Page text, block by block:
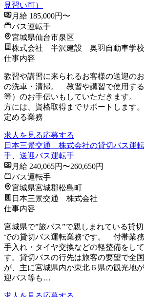
見習い可）
月給 185,000円〜
バス運転手
宮城県仙台市泉区
株式会社 半沢建設 奥羽自動車学校
仕事内容
教習や講習に来られるお客様の送迎の
の洗車・清掃。 教習や講習で使用す
等）のお手伝いもしていただきます。
方には、資格取得までサポートします
定める業務
求人を見る応募する
日本三景交通 株式会社の貸切バス運
手、送迎バス運転手
月給 240,065円〜260,650円
バス運転手
宮城県宮城郡松島町
日本三景交通 株式会社
仕事内容
宮城県で”旅バス”で親しまれている貸
での貸切バス運転業務です。 付帯業務
手入れ・タイヤ交換などの軽整備をし
す。貸切バスの行先は旅客の要望で全
が、主に宮城県内か東北６県の観光地
迎バス等も…